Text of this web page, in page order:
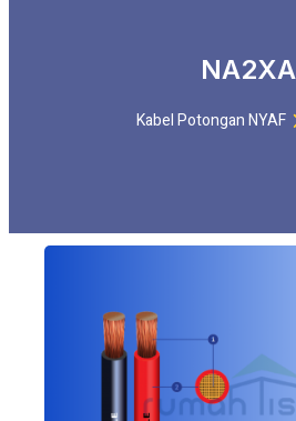
NA2XA
Kabel Potongan NYAF